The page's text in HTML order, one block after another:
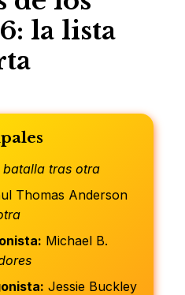
la lista
batalla tras otra
Thomas Anderson
Michael B.
Jessie Buckley